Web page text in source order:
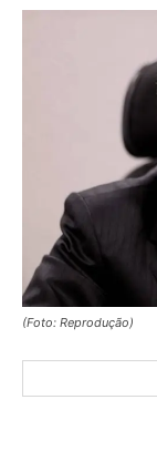
(Foto: Reprodução)